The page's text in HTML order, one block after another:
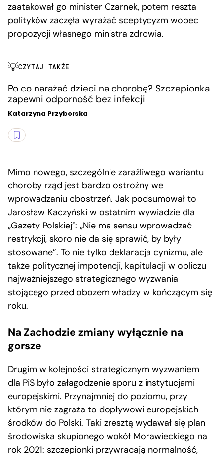
zaatakował go minister Czarnek, potem reszta
polityków zaczęła wyrażać sceptycyzm wobec
propozycji własnego ministra zdrowia.
CZYTAJ TAKŻE
Po co narażać dzieci na chorobę? Szczepionka
zapewni odporność bez infekcji
Katarzyna Przyborska
Mimo nowego, szczególnie zaraźliwego wariantu
choroby rząd jest bardzo ostrożny we
wprowadzaniu obostrzeń. Jak podsumował to
Jarosław Kaczyński w ostatnim wywiadzie dla
„Gazety Polskiej”: „Nie ma sensu wprowadzać
restrykcji, skoro nie da się sprawić, by były
stosowane”. To nie tylko deklaracja cynizmu, ale
także politycznej impotencji, kapitulacji w obliczu
najważniejszego strategicznego wyzwania
stojącego przed obozem władzy w kończącym się
roku.
Na Zachodzie zmiany wyłącznie na
gorsze
Drugim w kolejności strategicznym wyzwaniem
dla PiS było załagodzenie sporu z instytucjami
europejskimi. Przynajmniej do poziomu, przy
którym nie zagraża to dopływowi europejskich
środków do Polski. Taki zresztą wydawał się plan
środowiska skupionego wokół Morawieckiego na
rok 2021: szczepionki przywracają normalność,